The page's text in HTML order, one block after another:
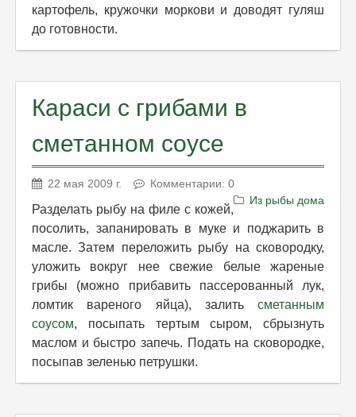
картофель, кружочки моркови и доводят гуляш
до готовности.
Караси с грибами в
сметанном соусе
22 мая 2009 г.
Комментарии: 0
Из рыбы дома
Разделать рыбу на филе с кожей,
посолить, запанировать в муке и поджарить в
масле. Затем переложить рыбу на сковородку,
уложить вокруг нее свежие белые жареные
грибы (можно прибавить пассерованный лук,
ломтик вареного яйца), залить сметанным
соусом, посыпать тертым сыром, сбрызнуть
маслом и быстро запечь. Подать на сковородке,
посыпав зеленью петрушки.